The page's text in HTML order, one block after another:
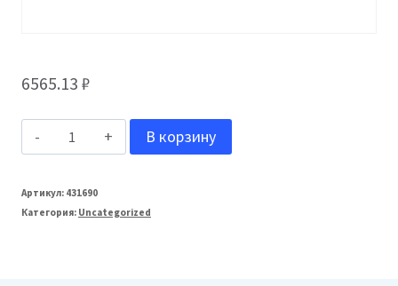
6565.13 ₽
Количество
Harvex
Ступень
В корзину
Артикул: 431690
Категория: Uncategorized